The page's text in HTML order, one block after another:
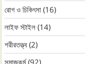
রোগ ও চিকিৎসা (16)
লাইফ স্টাইল (14)
শরীরতত্ত্ব (2)
সমাজকর্ম(92)